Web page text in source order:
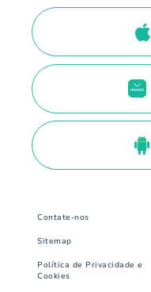
Contate-nos
Sitemap
Política de Privacidade e
Cookies